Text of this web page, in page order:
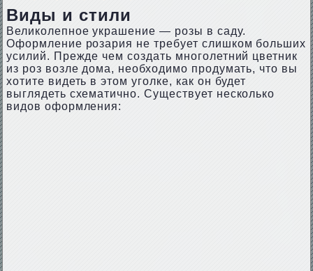
Виды и стили
Великолепное украшение — розы в саду.
Оформление розария не требует слишком больших
усилий. Прежде чем создать многолетний цветник
из роз возле дома, необходимо продумать, что вы
хотите видеть в этом уголке, как он будет
выглядеть схематично. Существует несколько
видов оформления: